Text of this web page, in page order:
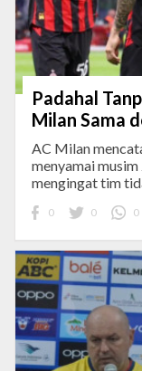
Padahal
Milan Sama
AC Milan
menyamai
mengingat tim
0 0 0